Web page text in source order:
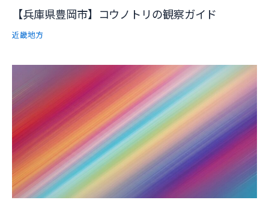
【兵庫県豊岡市】コウノトリの観察ガイド
近畿地方